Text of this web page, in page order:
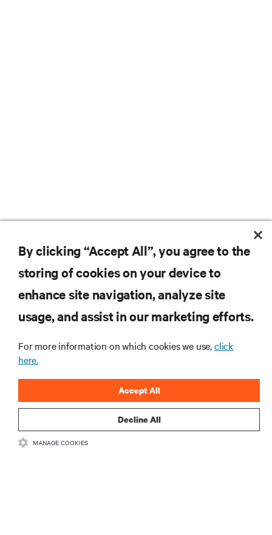
Inscreva-se para obter as últimas tendências em
mais importantes da indústria, com as discussões
mais recentes e insights de especialistas sobre
gerenciamento de infraestrutura e de data center.
By clicking “Accept All”, you agree to the
storing of cookies on your device to
enhance site navigation, analyze site
usage, and assist in our marketing efforts.
For more information on which cookies we use,click
here.
Decline All
Accept All
MANAGE COOKIES